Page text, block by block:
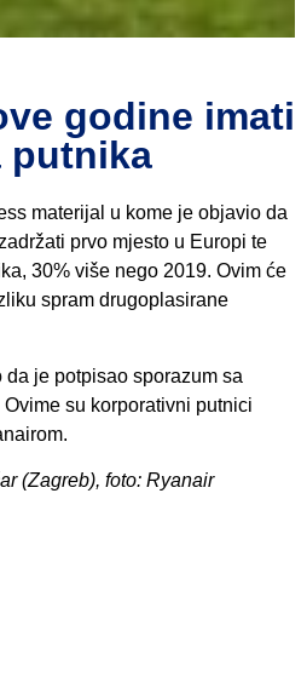
godine imati
putnika
materijal u kome je objavio da
prvo mjesto u Europi te
30% više nego 2019. Ovim će
spram drugoplasirane
je potpisao sporazum sa
su korporativni putnici
(Zagreb), foto: Ryanair